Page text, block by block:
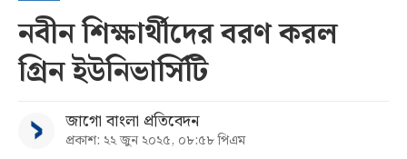
সর্বশেষ
বিভাগ
নবীন শিক্ষার্থীদের বরণ করল
গ্রিন ইউনিভার্সিটি
জাগো বাংলা প্রতিবেদন
প্রকাশ: ২২ জুন ২০২৫, ০৮:৫৮ পিএম